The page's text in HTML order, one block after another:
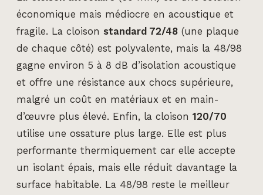
économique mais médiocre en acoustique et
fragile. La cloison standard 72/48 (une plaque
de chaque côté) est polyvalente, mais la 48/98
gagne environ 5 à 8 dB d’isolation acoustique
et offre une résistance aux chocs supérieure,
malgré un coût en matériaux et en main-
d’œuvre plus élevé. Enfin, la cloison 120/70
utilise une ossature plus large. Elle est plus
performante thermiquement car elle accepte
un isolant épais, mais elle réduit davantage la
surface habitable. La 48/98 reste le meilleur